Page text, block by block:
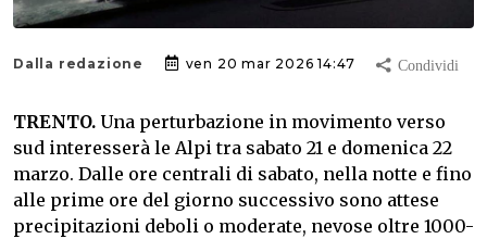
Dalla redazione ven 20 mar 2026 14:47
TRENTO. Una perturbazione in movimento verso
sud interesserà le Alpi tra sabato 21 e domenica 22
marzo. Dalle ore centrali di sabato, nella notte e fino
alle prime ore del giorno successivo sono attese
precipitazioni deboli o moderate, nevose oltre 1000-